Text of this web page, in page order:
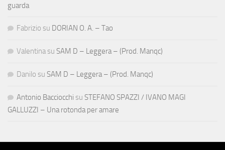
guarda
Fabrizio su DORIAN O. A. – Tao
Valentina su SAM D – Leggera – (Prod. Manqc)
Danilo su SAM D – Leggera – (Prod. Manqc)
Antonio Bacciocchi su STEFANO SPAZZI / IVANO MAGI
GALLUZZI – Una rotonda per amare